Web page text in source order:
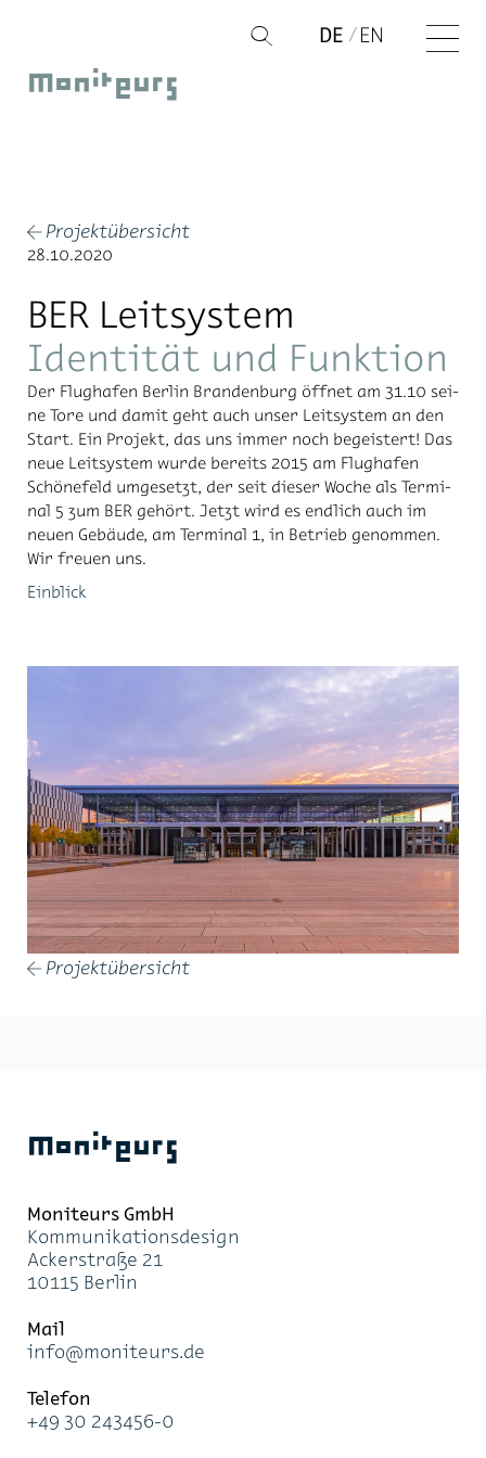
springen
Q
Moniteurs
DE EN
← Projektübersicht
28.10.2020
BER Leitsystem
Identität und Funktion
Der Flug­ha­fen Ber­lin Bran­den­burg öff­net am 31.10 sei­
ne Tore und da­mit geht auch un­ser Leit­sys­tem an den
Start. Ein Pro­jekt, das uns im­mer noch be­geis­tert! Das
neue Leit­sys­tem wur­de be­reits 2015 am Flug­ha­fen
Schö­ne­feld um­ge­setzt, der seit die­ser Wo­che als Ter­mi­
nal 5 zum BER ge­hört. Jetzt wird es end­lich auch im
neu­en Ge­bäu­de, am Ter­mi­nal 1, in Be­trieb ge­nom­men.
Wir freu­en uns.
Ein­blick
← Projektübersicht
Moniteurs
Moni­teurs GmbH
Kom­mu­ni­ka­ti­ons­de­sign
Acker­stra­ße 21
10115 Ber­lin
Mail
info@mo­ni­teurs.de
Te­le­fon
+49 30 243456-0